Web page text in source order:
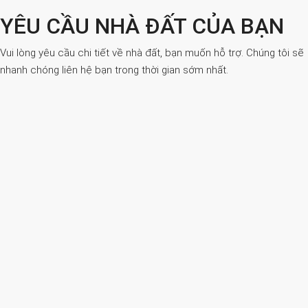
YÊU CẦU NHÀ ĐẤT CỦA BẠN
Vui lòng yêu cầu chi tiết về nhà đất, bạn muốn hỗ trợ. Chúng tôi sẽ
nhanh chóng liên hệ bạn trong thời gian sớm nhất.